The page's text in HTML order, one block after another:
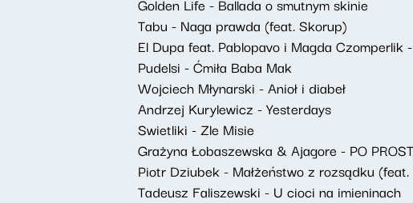
Golden Life - Ballada o smutnym skinie
Tabu - Naga prawda (feat. Skorup)
El Dupa feat. Pablopavo i Magda Czomperlik
Pudelsi - Ćmiła Baba Mak
Wojciech Młynarski - Anioł i diabeł
Andrzej Kurylewicz - Yesterdays
Swietliki - Zle Misie
Grażyna Łobaszewska & Ajagore - PO
Piotr Dziubek - Małżeństwo z rozsądku
Tadeusz Faliszewski - U cioci na imieninach